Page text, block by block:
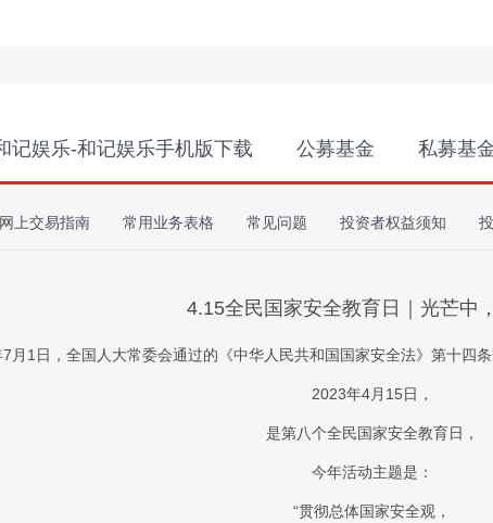
记娱乐-和记娱乐手机版下载 公募基金 私募基
网上交易指南 常用业务表格 常见问题 投资者权益须知
4.15全民国家安全教育日｜光芒中
月1日，全国人大常委会通过的《中华人民共和国国家安全法》第十四
2023年4月15日，
是第八个全民国家安全教育日，
今年活动主题是：
“贯彻总体国家安全观，